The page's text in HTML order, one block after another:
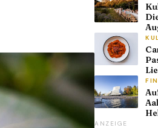
ANZEIGE